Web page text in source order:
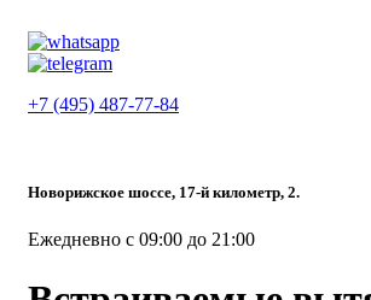
+7 (495) 487-77-84
Новорижское шоссе, 17-й километр, 2.
Ежедневно с 09:00 до 21:00